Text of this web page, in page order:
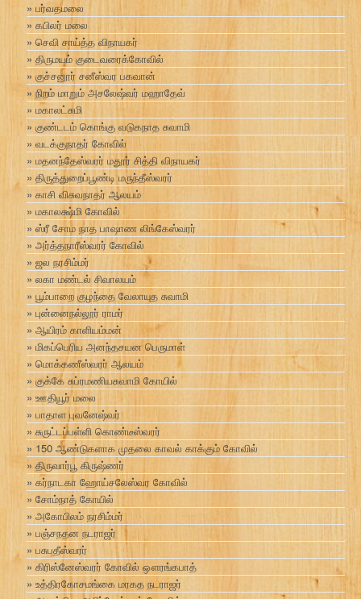
பர்வதமலை
கபிலர் மலை
செவி சாய்த்த விநாயகர்
திருமயம் குடைவரைக்கோவில்
குச்சனூர் சனீஸ்வர பகவான்
நிறம் மாறும் அசலேஷ்வர் மஹாதேவ்
மகாலட்சுமி
குண்டடம் கொங்கு வடுகநாத சுவாமி
வடக்குநாதர் கோவில்
மதனந்தேஸ்வரர் மதூர் சித்தி விநாயகர்
திருத்துறைப்பூண்டி மருந்தீஸ்வரர்
காசி விசுவநாதர் ஆலயம்
மகாலக்ஷ்மி கோவில்
ஸ்ரீ சோம நாத பாஷாண லிங்கேஸ்வரர்
அர்த்தநாரீஸ்வரர் கோவில்
ஜல நரசிம்மர்
லகா மண்டல் சிவாலயம்
பூம்பாறை குழந்தை வேலாயுத சுவாமி
புன்னைநல்லூர் ராமர்
ஆயிரம் காளியம்மன்
மிகப்பெரிய அனந்தசயன பெருமாள்
மொக்கணீஸ்வரர் ஆலயம்
குக்கே சுப்ரமணியசுவாமி கோயில்
ஊதியூர் மலை
பாதாள புவனேஷ்வர்
சுருட்டப்பள்ளி கொண்டீஸ்வரர்
150 ஆண்டுகளாக முதலை காவல் காக்கும் கோவில்
திருவார்பூ கிருஷ்ணர்
கர்நாடகா ஹோய்சலேஸ்வர கோவில்
சோம்நாத் கோயில்
அகோபிலம் நரசிம்மர்
பஞ்சநதன நடராஜர்
பசுபதீஸ்வரர்
கிரிஸ்னேஸ்வரர் கோவில் ஔரங்கபாத்
உத்திரகோசமங்கை மரகத நடராஜர்